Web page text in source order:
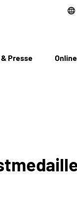
Presse